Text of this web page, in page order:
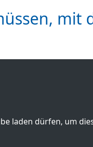
mit
laden dürfen, um